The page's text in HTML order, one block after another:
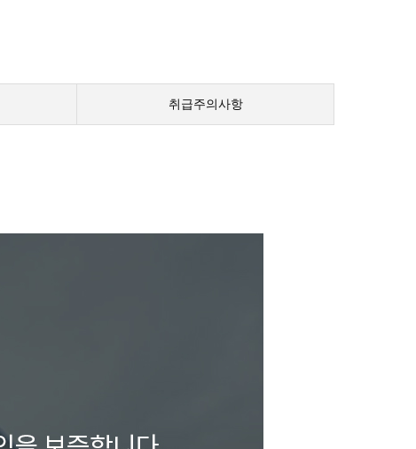
취급주의사항